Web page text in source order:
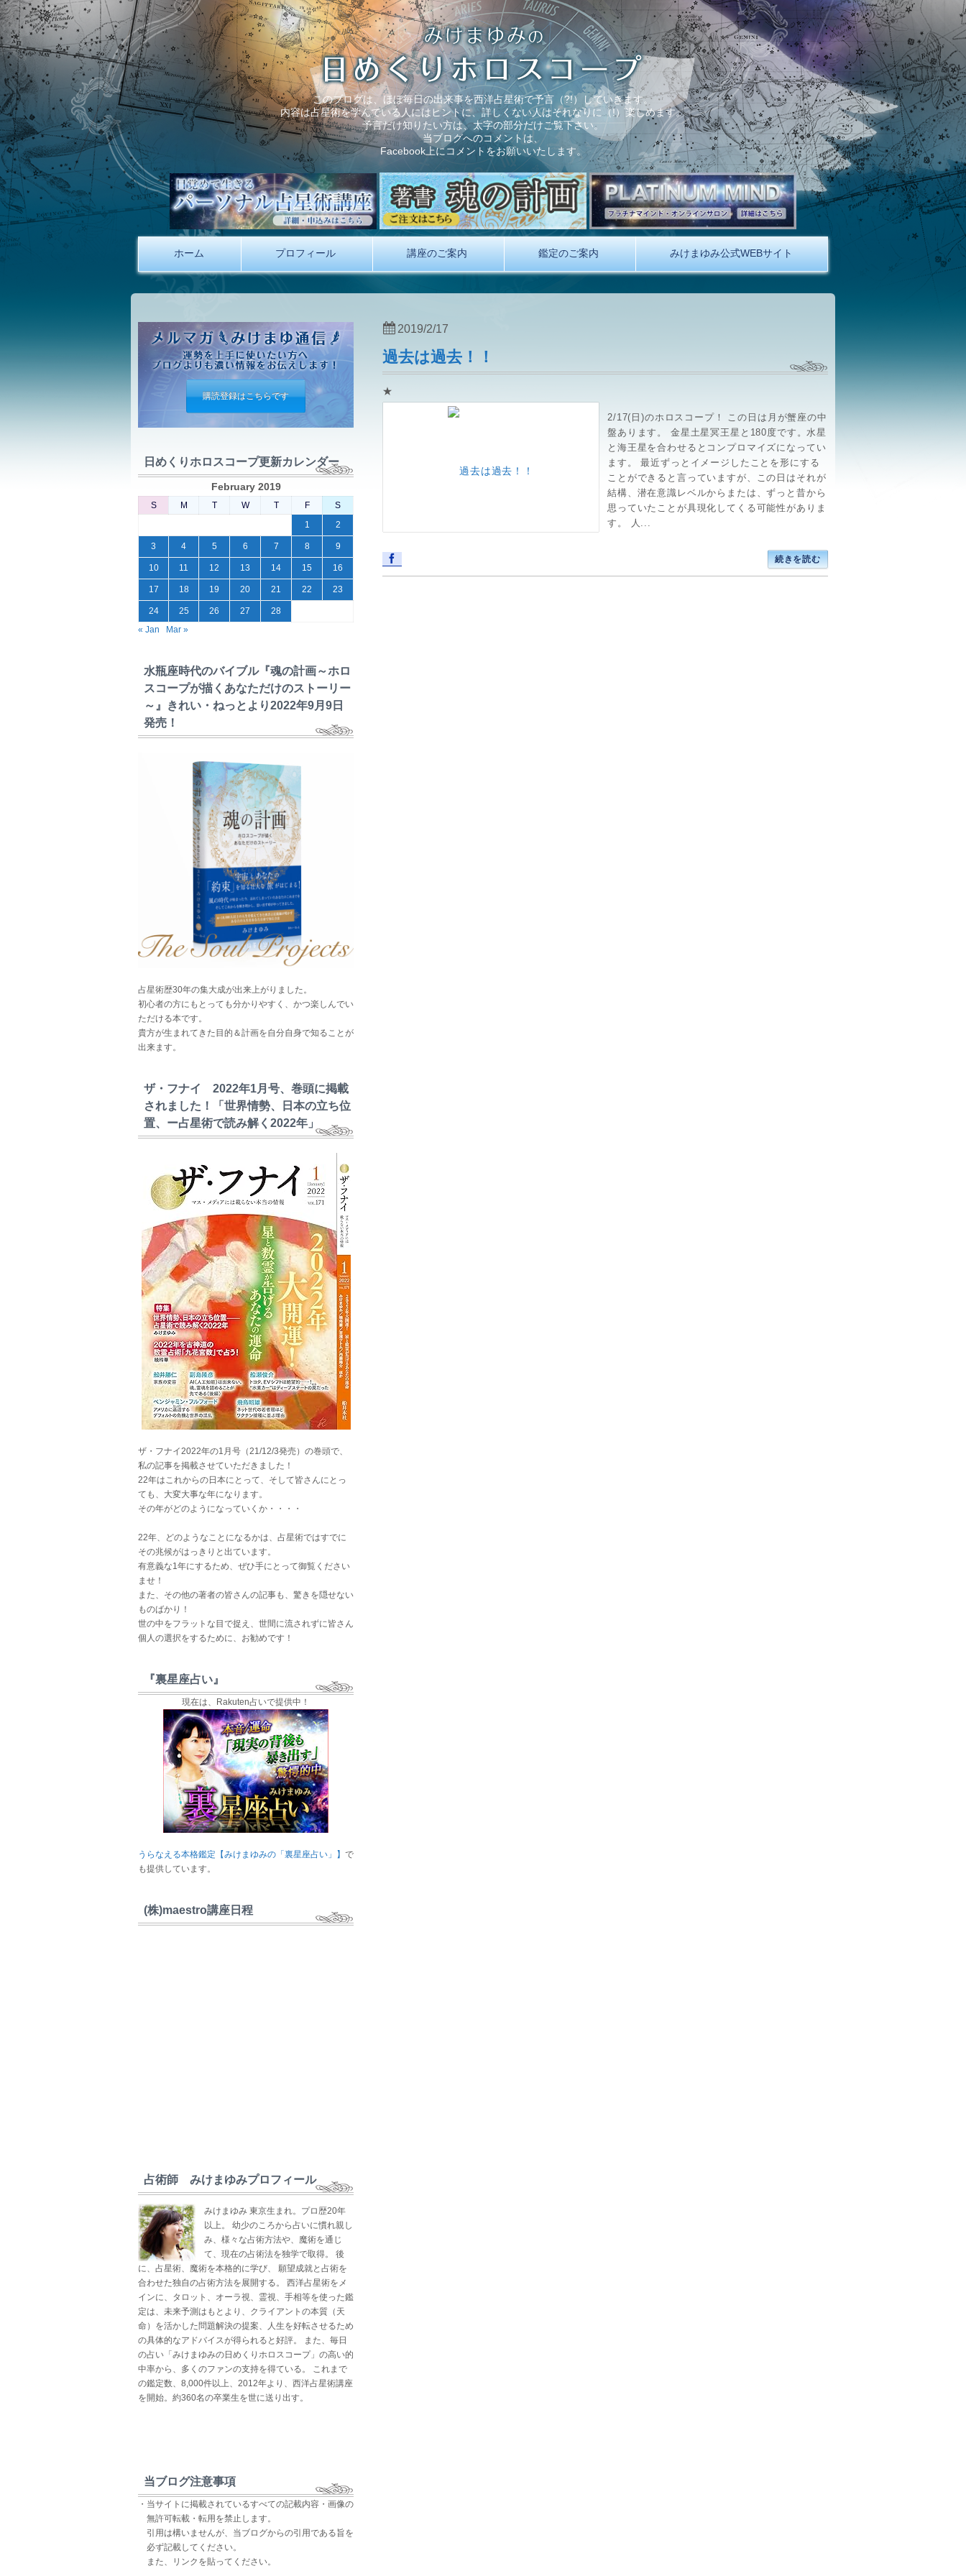
このブログは、ほぼ毎日の出来事を西洋占星術で予言（?!）していきます。
内容は占星術を学んでいる人にはヒントに、詳しくない人はそれなりに（!）楽しめます。
予言だけ知りたい方は、太字の部分だけご覧下さい。
当ブログへのコメントは、
Facebook上にコメントをお願いいたします。
ホーム プロフィール 講座のご案内 鑑定のご案内 みけまゆみ公式WEBサイト
過去は過去！！
★
2/17(日)のホロスコープ！ この日は月が蟹座の中
盤あります。 金星土星冥王星と180度です。水星
と海王星を合わせるとコンプロマイズになってい
ます。 最近ずっとイメージしたことを形にする
ことができると言っていますが、この日はそれが
結構、潜在意識レベルからまたは、ずっと昔から
思っていたことが具現化してくる可能性がありま
す。 人...
続きを読む
2019/2/17
購読登録はこちらです
日めくりホロスコープ更新カレンダー
February 2019
S M T W T F
S
1
2
3 4 5 6 7 8 9
10 11 12 13 14 15 16
17 18 19 20 21 22 23
24 25 26 27
28
« Jan
Mar »
水瓶座時代のバイブル『魂の計画～ホロ
スコープが描くあなただけのストーリー
～』きれい・ねっとより2022年9月9日
発売！
占星術歴30年の集大成が出来上がりました。
初心者の方にもとっても分かりやすく、かつ楽しんでい
ただける本です。
貴方が生まれてきた目的＆計画を自分自身で知ることが
出来ます。
ザ・フナイ 2022年1月号、巻頭に掲載
されました！「世界情勢、日本の立ち位
置、ー占星術で読み解く2022年」
ザ・フナイ2022年の1月号（21/12/3発売）の巻頭で、
私の記事を掲載させていただきました！
22年はこれからの日本にとって、そして皆さんにとっ
ても、大変大事な年になります。
その年がどのようになっていくか・・・・
22年、どのようなことになるかは、占星術ではすでに
その兆候がはっきりと出ています。
有意義な1年にするため、ぜひ手にとって御覧ください
ませ！
また、その他の著者の皆さんの記事も、驚きを隠せない
ものばかり！
世の中をフラットな目で捉え、世間に流されずに皆さん
個人の選択をするために、お勧めです！
『裏星座占い』
現在は、Rakuten占いで提供中！
うらなえる本格鑑定【みけまゆみの「裏星座占い」】 で
も提供しています。
(株)maestro講座日程
占術師 みけまゆみプロフィール
みけまゆみ 東京生まれ。プロ歴20年
以上。 幼少のころから占いに慣れ親し
み、様々な占術方法や、魔術を通じ
て、現在の占術法を独学で取得。 後
に、占星術、魔術を本格的に学び、 願望成就と占術を
合わせた独自の占術方法を展開する。 西洋占星術をメ
インに、タロット、オーラ視、霊視、手相等を使った鑑
定は、未来予測はもとより、クライアントの本質（天
命）を活かした問題解決の提案、人生を好転させるため
の具体的なアドバイスが得られると好評。 また、毎日
の占い「みけまゆみの日めくりホロスコープ」の高い的
中率から、多くのファンの支持を得ている。 これまで
の鑑定数、8,000件以上、2012年より、西洋占星術講座
を開始。約360名の卒業生を世に送り出す。
当ブログ注意事項
・当サイトに掲載されているすべての記載内容・画像の
無許可転載・転用を禁止します。
引用は構いませんが、当ブログからの引用である旨を
必ず記載してください。
また、リンクを貼ってください。